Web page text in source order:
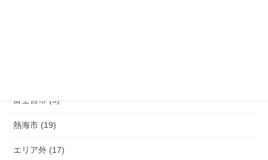
富士宮市 (5)
熱海市 (19)
エリア外 (17)